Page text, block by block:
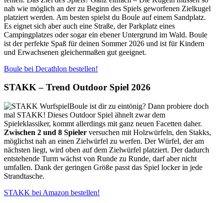
nah wie möglich an der zu Beginn des Spiels geworfenen Zielkugel
platziert werden. Am besten spielst du Boule auf einem Sandplatz.
Es eignet sich aber auch eine Straße, der Parkplatz eines
Campingplatzes oder sogar ein ebener Untergrund im Wald. Boule
ist der perfekte Spaß für deinen Sommer 2026 und ist für Kindern
und Erwachsenen gleichermaßen gut geeignet.
Boule bei Decathlon bestellen!
STAKK – Trend Outdoor Spiel 2026
Boule ist dir zu eintönig? Dann probiere doch
mal STAKK! Dieses Outdoor Spiel ähnelt zwar dem
Spieleklassiker, kommt allerdings mit ganz neuen Facetten daher.
Zwischen 2 und 8 Spieler versuchen mit Holzwürfeln, den Stakks,
möglichst nah an einen Zielwürfel zu werfen. Der Würfel, der am
nächsten liegt, wird oben auf dem Zielwürfel platziert. Der dadurch
entstehende Turm wächst von Runde zu Runde, darf aber nicht
umfallen. Dank der geringen Größe passt das Spiel locker in jede
Strandtasche.
STAKK bei Amazon bestellen!